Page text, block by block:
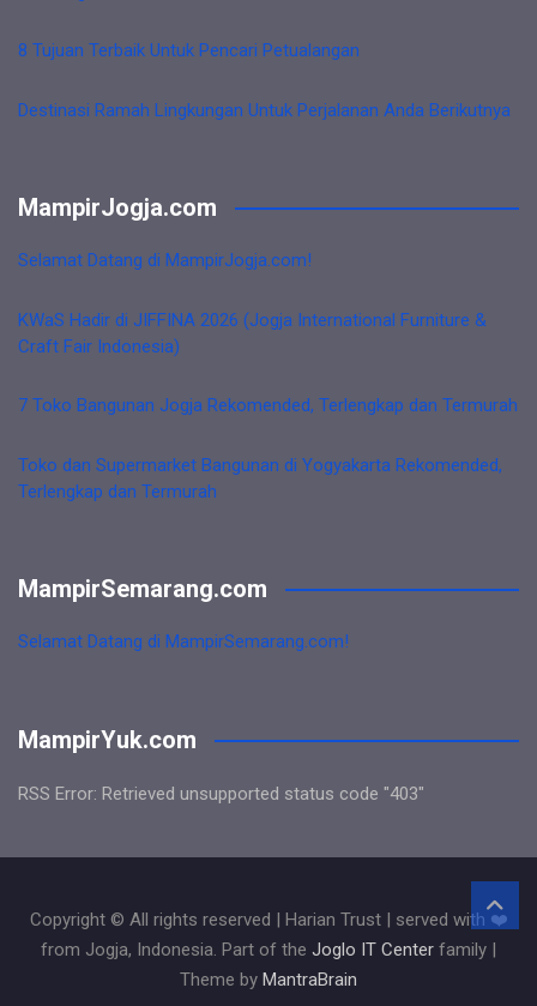
8 Tujuan Terbaik Untuk Pencari Petualangan
Destinasi Ramah Lingkungan Untuk Perjalanan Anda Berikutnya
MampirJogja.com
Selamat Datang di MampirJogja.com!
KWaS Hadir di JIFFINA 2026 (Jogja International Furniture &
Craft Fair Indonesia)
7 Toko Bangunan Jogja Rekomended, Terlengkap dan Termurah
Toko dan Supermarket Bangunan di Yogyakarta Rekomended,
Terlengkap dan Termurah
MampirSemarang.com
Selamat Datang di MampirSemarang.com!
MampirYuk.com
RSS Error: Retrieved unsupported status code "403"
Copyright © All rights reserved | Harian Trust | served with ❤️
from Jogja, Indonesia. Part of the Joglo IT Center family |
Theme by MantraBrain